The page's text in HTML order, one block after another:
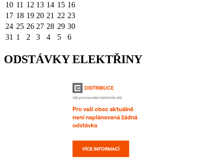
10 11 12 13 14 15 16
17 18 19 20 21 22 23
24 25 26 27 28 29 30
31 1 2 3 4 5 6
ODSTÁVKY ELEKTŘINY